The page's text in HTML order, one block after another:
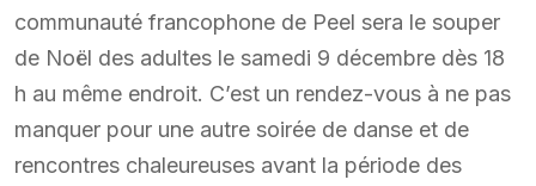
communauté francophone de Peel sera le souper
de Noël des adultes le samedi 9 décembre dès 18
h au même endroit. C’est un rendez-vous à ne pas
manquer pour une autre soirée de danse et de
rencontres chaleureuses avant la période des